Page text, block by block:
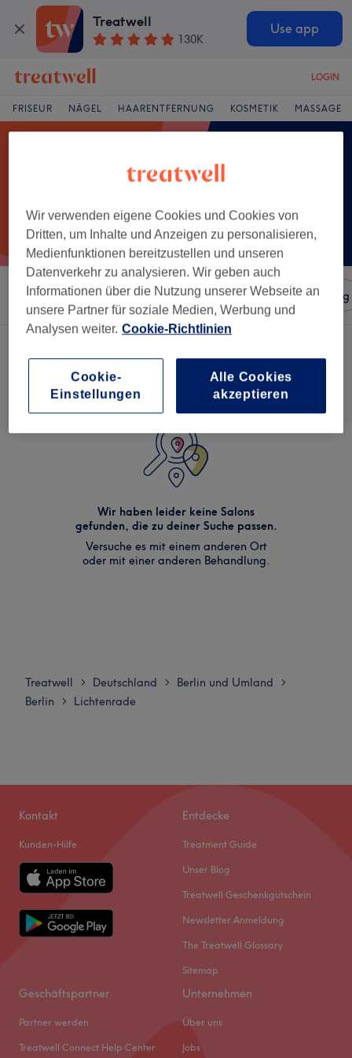
Treatwell
130K
Use app
LOGIN
FRISEUR NÄGEL HAARENTFERNUNG KOSMETIK MASSAGE
Sortieren nach Salons Expressangebote Bewertung
Wir haben leider keine Salons
gefunden, die zu deiner Suche passen.
Versuche es mit einem anderen Ort
oder mit einer anderen Behandlung.
Treatwell > Deutschland > Berlin und Umland >
Berlin > Lichtenrade
Kontakt
Kunden-Hilfe
Entdecke
Treatment Guide
Unser Blog
Treatwell Geschenkgutschein
Newsletter Anmeldung
The Treatwell Glossary
Sitemap
Geschäftspartner
Partner werden
Treatwell Connect Help Center
Unternehmen
Über uns
Jobs
Wir verwenden eigene Cookies und Cookies von
Dritten, um Inhalte und Anzeigen zu personalisieren,
Medienfunktionen bereitzustellen und unseren
Datenverkehr zu analysieren. Wir geben auch
Informationen über die Nutzung unserer Webseite an
unsere Partner für soziale Medien, Werbung und
Analysen weiter. Cookie-Richtlinien
Cookie-
Einstellungen
Alle Cookies
akzeptieren